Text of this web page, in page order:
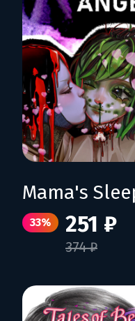
33% 251 ₽
374 ₽